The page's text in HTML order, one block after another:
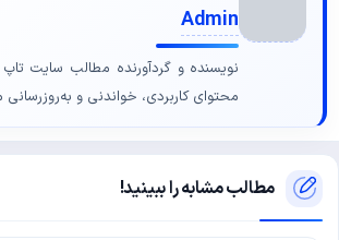
Admin
نویسنده و گردآورنده مطالب سایت تاپ
محتوای کاربردی، خواندنی و به‌روزرسانی
مطالب مشابه را ببینید!